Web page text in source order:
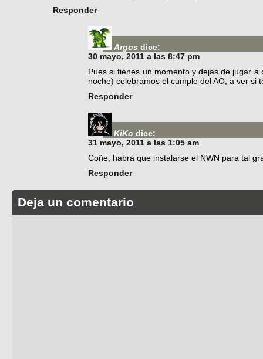
Responder
Argos dice:
30 mayo, 2011 a las 8:47 pm
Pues si tienes un momento y dejas de jugar
noche) celebramos el cumple del AO, a ver si
Responder
KiKo dice:
31 mayo, 2011 a las 1:05 am
Coñe, habrá que instalarse el NWN para tal
Responder
Deja un comentario